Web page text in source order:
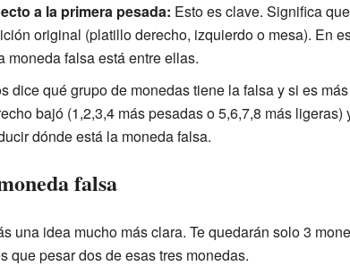
a la primera pesada: Esto es clave. Significa
original (platillo derecho, izquierdo o mesa). En
moneda falsa está entre ellas.
dice qué grupo de monedas tiene la falsa y si es
bajó (1,2,3,4 más pesadas o 5,6,7,8 más ligeras)
dónde está la moneda falsa.
falsa
una idea mucho más clara. Te quedarán solo 3
que pesar dos de esas tres monedas.